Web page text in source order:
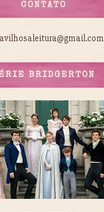
CONTATO
BRIDGERTON